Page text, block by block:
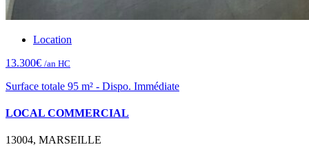
Location
13.300€ /an HC
Surface totale 95 m² - Dispo. Immédiate
LOCAL COMMERCIAL
13004, MARSEILLE